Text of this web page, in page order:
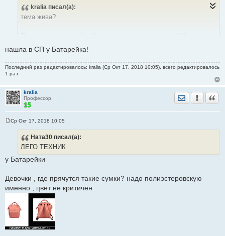
kralia писал(а):
тема жива?
изд-во Феникс ?
Там наклеечки1*1см надо приклеивать на основу, в идеале -
про машинки бы, но рады будем любой
Скрытый текст:
нашла в СП у Батарейка!
Последний раз редактировалось: kralia (Ср Окт 17, 2018 10:05), всего редактировалось
1 раз
kralia
Профессор
Отправить
н
Ср Окт 17, 2018 10:05
Ната30 писал(а):
ЛЕГО ТЕХНИК
у Батарейки
Девочки , где прячутся такие сумки? надо полиэстеровскую
именно , цвет не критичен